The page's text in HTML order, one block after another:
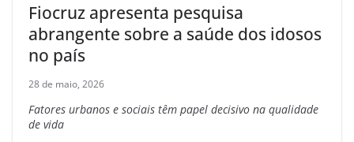
Fiocruz apresenta pesquisa
abrangente sobre a saúde dos idosos
no país
28 de maio, 2026
Fatores urbanos e sociais têm papel decisivo na qualidade
de vida